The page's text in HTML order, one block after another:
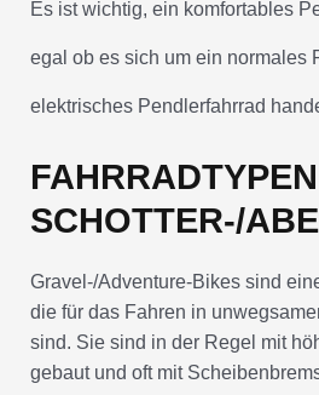
Es ist wichtig, ein komfortables
egal ob es sich um ein normales
elektrisches Pendlerfahrrad
SCHOTTER-/
Gravel-/Adventure-Bikes sind
die für das Fahren in
sind. Sie sind in der Regel mit
gebaut und oft mit